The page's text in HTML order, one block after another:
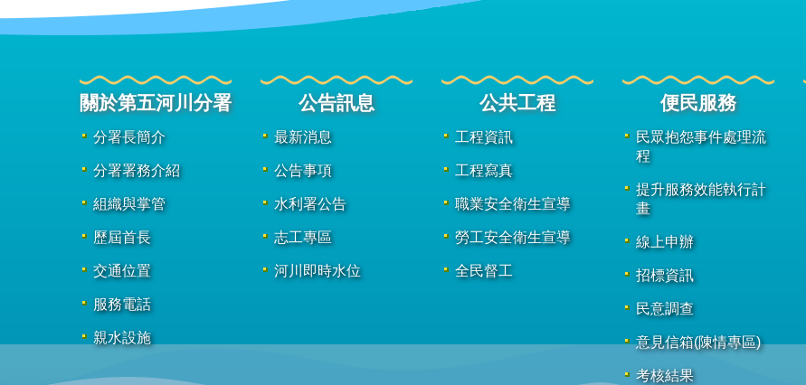
關於第五河川分署
分署長簡介
分署署務介紹
組織與掌管
歷屆首長
交通位置
服務電話
親水設施
公告訊息
最新消息
公告事項
水利署公告
志工專區
河川即時水位
公共工程
工程資訊
工程寫真
職業安全衛生宣導
勞工安全衛生宣導
全民督工
便民服務
民眾抱怨事件處理流
程
提升服務效能執行計
畫
線上申辦
招標資訊
民意調查
意見信箱(陳情專區)
考核結果